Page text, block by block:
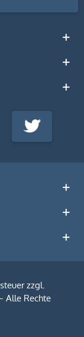
Twitter
zzgl.
Alle Rechte